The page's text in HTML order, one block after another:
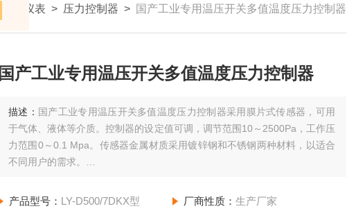
压力仪表 > 压力控制器 > 国产工业专用温压开关多值温度压力控制器
国产工业专用温压开关多值温度压力控制器
描述： 国产工业专用温压开关多值温度压力控制器采用膜片式传感器，可用
于气体、液体等介质。控制器的设定值可调，调节范围10～2500Pa，工作压
力范围0～0.1 Mpa。传感器金属材质采用镀锌钢和不锈钢两种材料，以适合
不同用户的需求。
灵敏度高；控制值低；切换差小。
产品型号： LY-D500/7DKX型 厂商性质： 生产厂家